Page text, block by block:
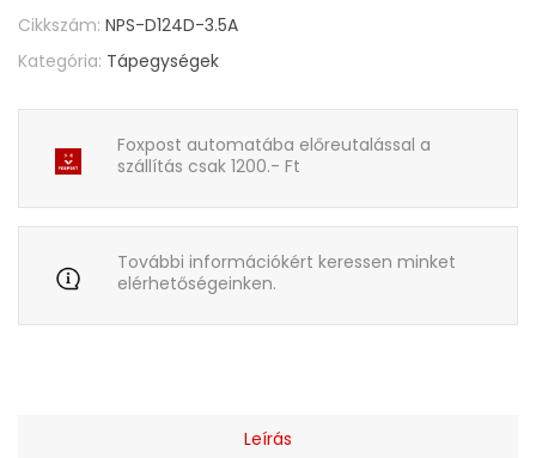
Cikkszám: NPS-D124D-3.5A
Kategória: Tápegységek
Foxpost automatába előreutalással a
szállítás csak 1200.- Ft
További információkért keressen minket
elérhetőségeinken.
Leírás